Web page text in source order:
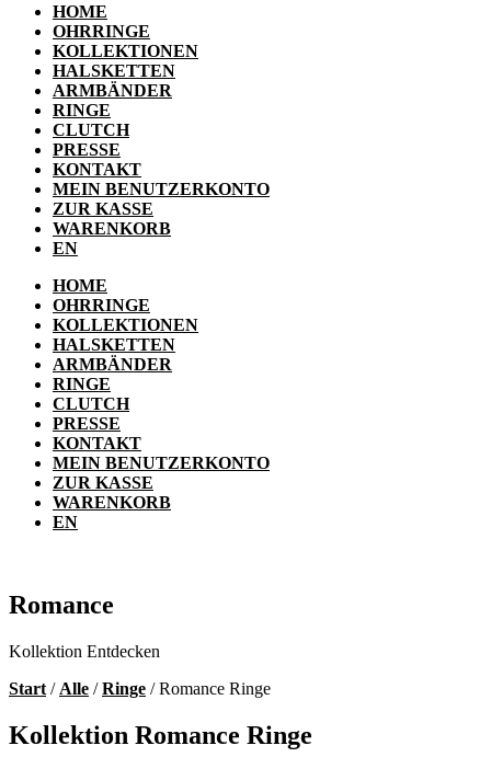
HOME
OHRRINGE
KOLLEKTIONEN
HALSKETTEN
ARMBÄNDER
RINGE
CLUTCH
PRESSE
KONTAKT
MEIN BENUTZERKONTO
ZUR KASSE
WARENKORB
EN
HOME
OHRRINGE
KOLLEKTIONEN
HALSKETTEN
ARMBÄNDER
RINGE
CLUTCH
PRESSE
KONTAKT
MEIN BENUTZERKONTO
ZUR KASSE
WARENKORB
EN
Romance
Kollektion Entdecken
Start / Alle /Ringe / Romance Ringe
Kollektion Romance Ringe